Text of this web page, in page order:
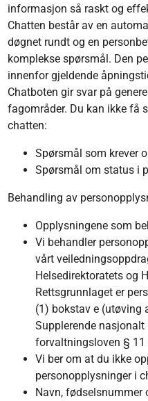
informasjon så raskt og
Chatten består av en
døgnet rundt og en
komplekse spørsmål. Den
innenfor gjeldende
Chatboten gir svar på
fagområder. Du kan ikke få
chatten:
Spørsmål som krever
Spørsmål om status i
Behandling av
Opplysningene som
Vi behandler
vårt
Helsedirektoratets og
Rettsgrunnlaget er
(1) bokstav e (utøving
Supplerende
forvaltningsloven §
Vi ber om at du ikke
personopplysninger i
Navn, fødselsnummer